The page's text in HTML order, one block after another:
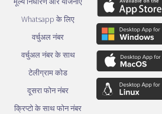
Whatsapp के लिए
वर्चुअल नंबर
वर्चुअल नंबर के साथ
टेलीग्राम कोड
दूसरा फोन नंबर
क्रिप्टो के साथ फोन नंबर